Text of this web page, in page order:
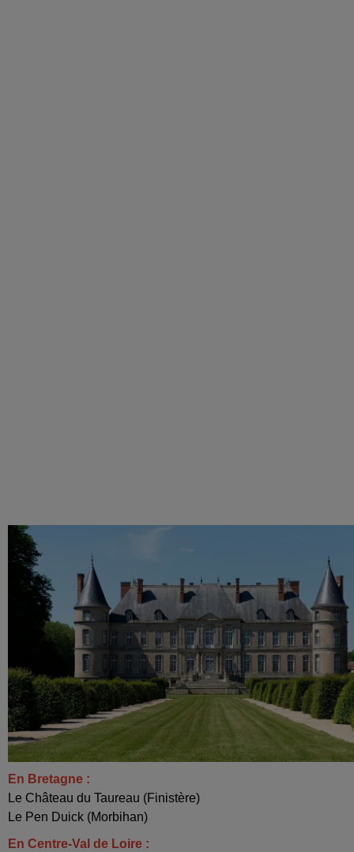
En Bretagne :
Le Château du Taureau (Finistère)
Le Pen Duick (Morbihan)
En Centre-Val de Loire :